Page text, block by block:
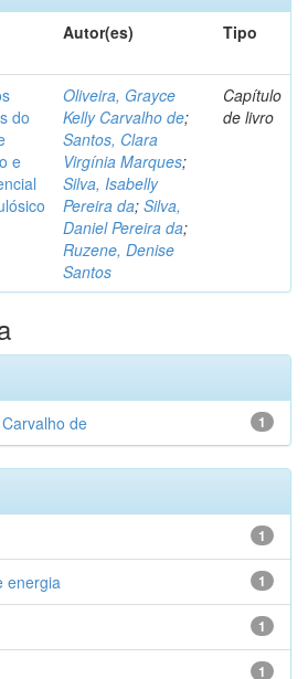
Autor(es) Tipo
do
e
Oliveira, Grayce
Kelly Carvalho de;
Santos, Clara
Virgínia Marques;
Silva, Isabelly
Pereira da; Silva,
Daniel Pereira da;
Ruzene, Denise
Santos
Capítulo
de livro
1
de
1
1
energia
1
1